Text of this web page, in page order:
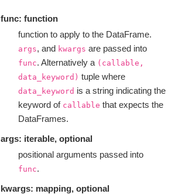
func: function
function to apply to the DataFrame.
args, and kwargs are passed into
func. Alternatively a (callable,
data_keyword) tuple where
data_keyword is a string indicating the
keyword of callable that expects the
DataFrames.
args: iterable, optional
positional arguments passed into
func.
kwargs: mapping, optional